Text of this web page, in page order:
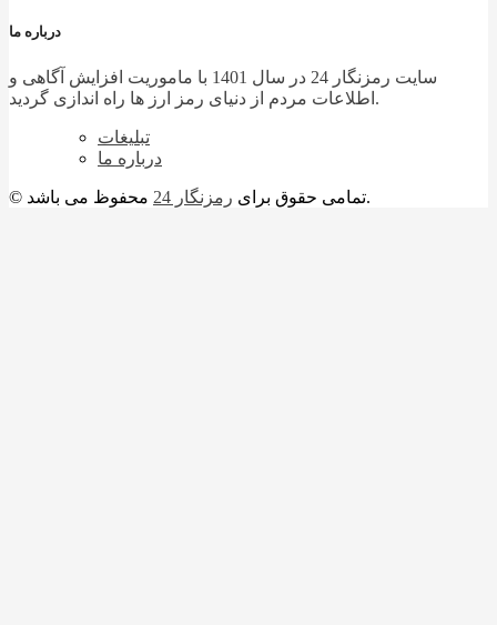
درباره ما
سایت رمزنگار 24 در سال 1401 با ماموریت افزایش آگاهی و
اطلاعات مردم از دنیای رمز ارز ها راه اندازی گردید.
تبلیغات
درباره ما
© تمامی حقوق برای رمزنگار 24 محفوظ می باشد.